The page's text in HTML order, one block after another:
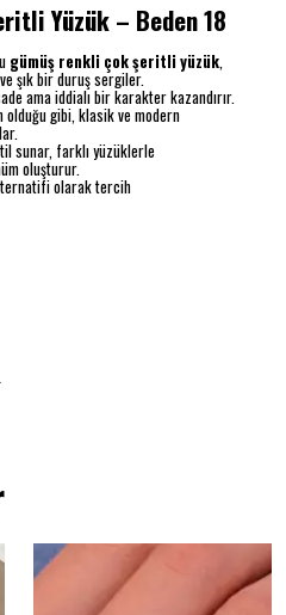
Yüzük – Beden 18
gümüş renkli çok şeritli yüzük,
şık bir duruş sergiler.
ama iddialı bir karakter kazandırır.
olduğu gibi, klasik ve modern
sunar, farklı yüzüklerle
oluşturur.
olarak tercih